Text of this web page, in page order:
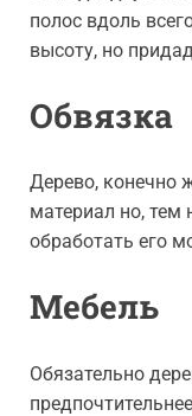
полос вдоль
высоту, но
Обвязка
Дерево, конечно
материал но, тем
обработать его
Мебель
Обязательно